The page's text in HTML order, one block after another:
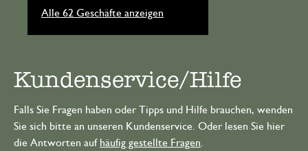
Alle 62 Geschäfte anzeigen
Kundenservice/Hilfe
Falls Sie Fragen haben oder Tipps und Hilfe brauchen, wenden
Sie sich bitte an unseren Kundenservice. Oder lesen Sie hier
die Antworten auf häufig gestellte Fragen